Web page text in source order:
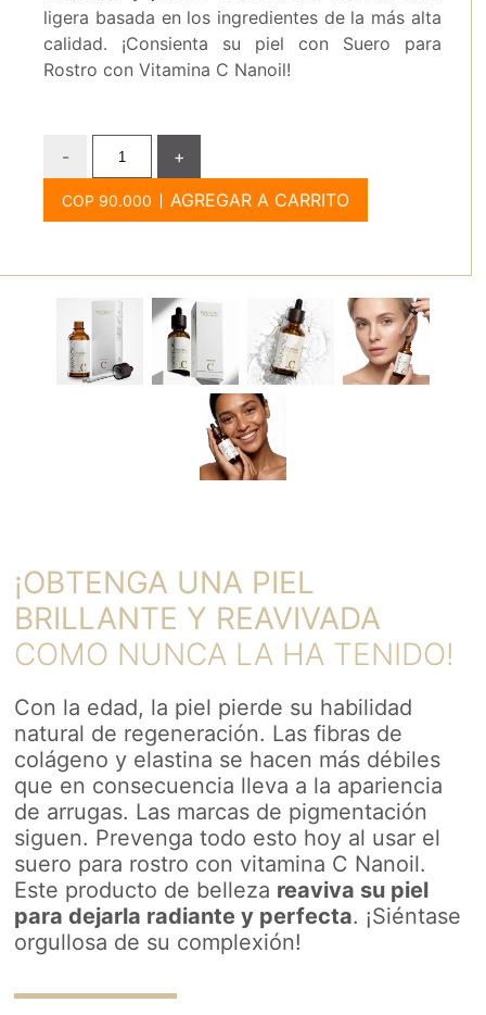
ligera basada en los ingredientes de la más alta
calidad. ¡Consienta su piel con Suero para
Rostro con Vitamina C Nanoil!
-
+
AGREGAR A CARRITO
¡OBTENGA UNA PIEL
BRILLANTE Y REAVIVADA
COMO NUNCA LA HA TENIDO!
Con la edad, la piel pierde su habilidad
natural de regeneración. Las fibras de
colágeno y elastina se hacen más débiles
que en consecuencia lleva a la apariencia
de arrugas. Las marcas de pigmentación
siguen. Prevenga todo esto hoy al usar el
suero para rostro con vitamina C Nanoil.
Este producto de belleza reaviva su piel
para dejarla radiante y perfecta. ¡Siéntase
orgullosa de su complexión!